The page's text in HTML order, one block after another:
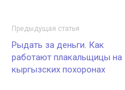
Предыдущая статья
Рыдать за деньги. Как
работают плакальщицы на
кыргызских похоронах